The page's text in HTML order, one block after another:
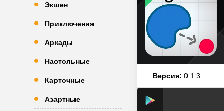
Экшен
Приключения
Аркады
Настольные
Карточные
Азартные
Версия: 0.1.3